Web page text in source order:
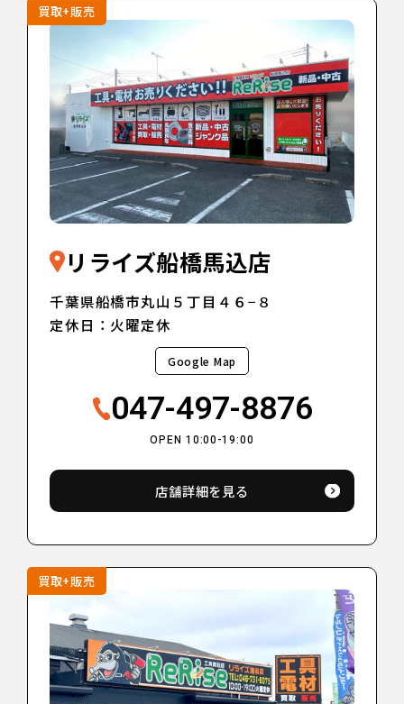
買取+販売
リライズ船橋馬込店
千葉県船橋市丸山５丁目４６−８
定休日：火曜定休
Google Map
047-497-8876
OPEN 10:00-19:00
店舗詳細を見る
買取+販売